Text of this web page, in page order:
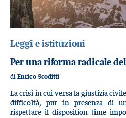
Leggi e istituzioni
Per una riforma radicale
di Enrico Scoditti
La crisi in cui versa la giustizia
difficoltà, pur in presenza di
rispettare il disposition time